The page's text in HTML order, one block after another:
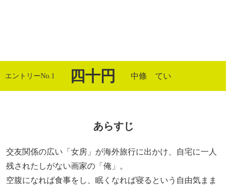
エントリーNo.1 四十円 中條 てい
あらすじ
交友関係の広い「女房」が海外旅行に出かけ、自宅に一人
残されたしがない画家の「俺」。
空腹になれば食事をし、眠くなれば寝るという自由気まま